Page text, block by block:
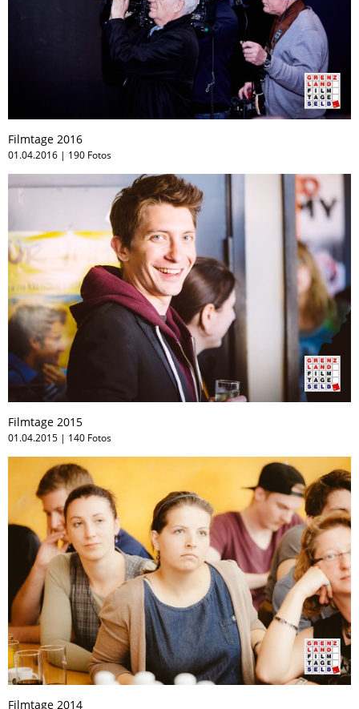
Filmtage 2016
01.04.2016 | 190 Fotos
Filmtage 2015
01.04.2015 | 140 Fotos
Filmtage 2014